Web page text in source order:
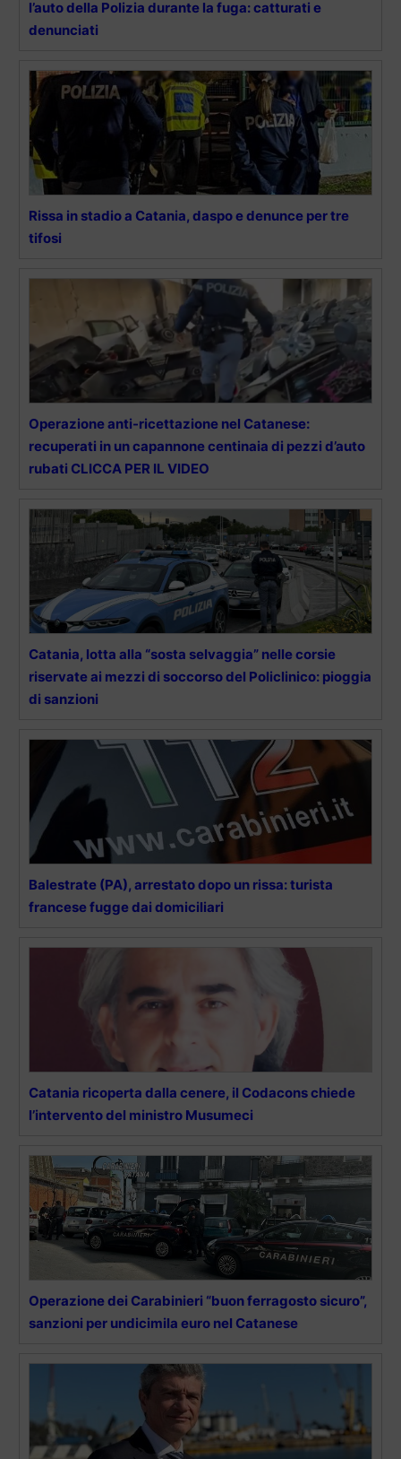
l’auto della Polizia durante la fuga: catturati e
denunciati
Rissa in stadio a Catania, daspo e denunce per tre
tifosi
Operazione anti-ricettazione nel Catanese:
recuperati in un capannone centinaia di pezzi d’auto
rubati CLICCA PER IL VIDEO
Catania, lotta alla “sosta selvaggia” nelle corsie
riservate ai mezzi di soccorso del Policlinico: pioggia
di sanzioni
Balestrate (PA), arrestato dopo un rissa: turista
francese fugge dai domiciliari
Catania ricoperta dalla cenere, il Codacons chiede
l’intervento del ministro Musumeci
Operazione dei Carabinieri “buon ferragosto sicuro”,
sanzioni per undicimila euro nel Catanese